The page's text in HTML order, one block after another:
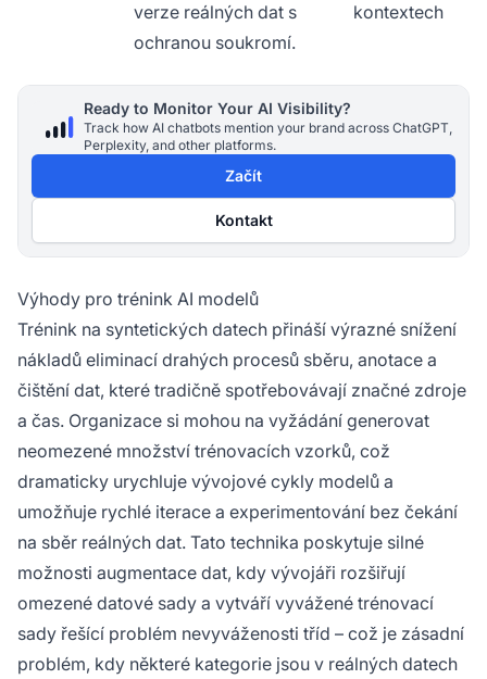
verze reálných dat s
ochranou soukromí.
kontextech
Ready to Monitor Your AI Visibility?
Track how AI chatbots mention your brand across ChatGPT,
Perplexity, and other platforms.
Začít
Kontakt
Výhody pro trénink AI modelů
Trénink na syntetických datech přináší výrazné snížení
nákladů eliminací drahých procesů sběru, anotace a
čištění dat, které tradičně spotřebovávají značné zdroje
a čas. Organizace si mohou na vyžádání generovat
neomezené množství trénovacích vzorků, což
dramaticky urychluje vývojové cykly modelů a
umožňuje rychlé iterace a experimentování bez čekání
na sběr reálných dat. Tato technika poskytuje silné
možnosti augmentace dat, kdy vývojáři rozšiřují
omezené datové sady a vytváří vyvážené trénovací
sady řešící problém nevyváženosti tříd – což je zásadní
problém, kdy některé kategorie jsou v reálných datech